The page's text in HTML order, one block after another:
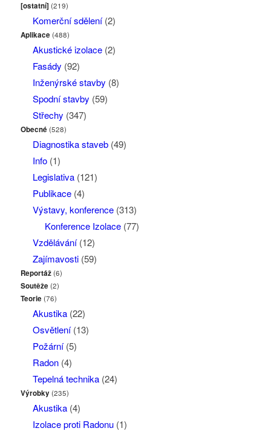
[ostatní] (219)
Komerční sdělení(2)
Aplikace (488)
Akustické izolace(2)
Fasády (92)
Inženýrské stavby (8)
Spodní stavby (59)
Střechy (347)
Obecné (528)
Diagnostika staveb(49)
Info(1)
Legislativa(121)
Publikace(4)
Výstavy, konference(313)
Konference Izolace(77)
Vzdělávání(12)
Zajímavosti(59)
Reportáž(6)
Soutěže (2)
Teorie (76)
Akustika(22)
Osvětlení(13)
Požární(5)
Radon(4)
Tepelná technika(24)
Výrobky(235)
Akustika(4)
Izolace proti Radonu(1)